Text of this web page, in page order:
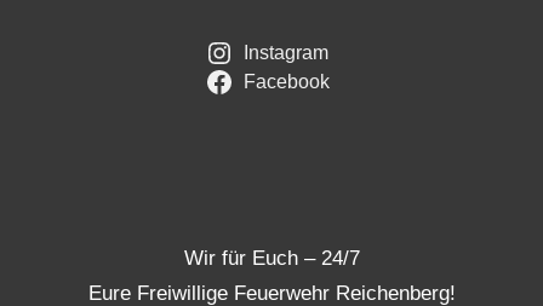
Instagram
Facebook
Wir für Euch – 24/7
Eure Freiwillige Feuerwehr Reichenberg!